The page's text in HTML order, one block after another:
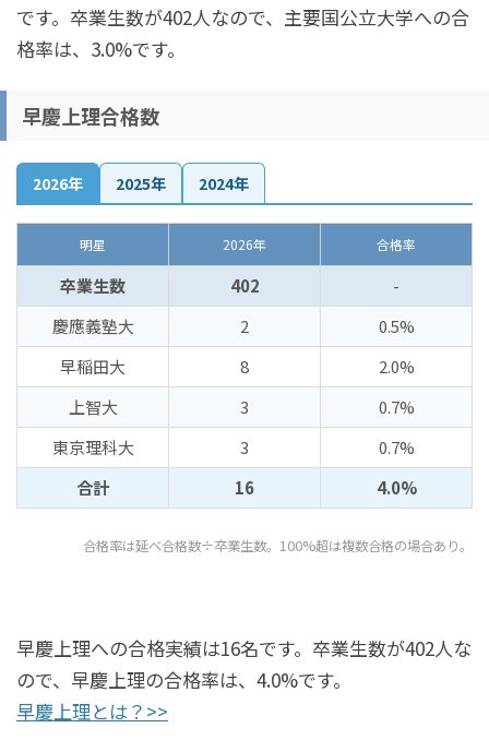
です。卒業生数が402人なので、主要国公立大学への合
格率は、3.0%です。
早慶上理合格数
2026年 2025年 2024年
明星 2026年 合格率
卒業生数 402
-
慶應義塾大
2
0.5%
早稲田大
8
2.0%
上智大
3
0.7%
東京理科大
3
0.7%
合計
16 4.0%
合格率は延べ合格数÷卒業生数。100%超は複数合格の場合あり。
早慶上理への合格実績は16名です。卒業生数が402人な
ので、早慶上理の合格率は、4.0%です。
早慶上理とは？>>